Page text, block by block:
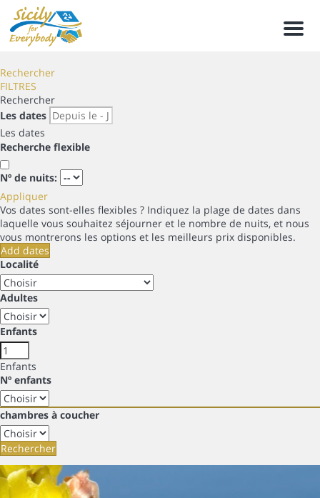
Menu
Rechercher
FILTRES
Rechercher
Les dates
Les dates
Recherche flexible
Nº de nuits:
Appliquer
Vos dates sont-elles flexibles ? Indiquez la plage de dates dans
laquelle vous souhaitez séjourner et le nombre de nuits, et nous
vous montrerons les options et les meilleurs prix disponibles.
Add dates
Localité
Adultes
Enfants
Enfants
Nº enfants
chambres à coucher
Rechercher